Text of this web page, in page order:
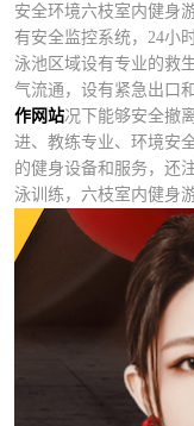
安全环境六枝室内健身
有安全监控系统，24小
泳池区域设有专业的救
气流通，设有紧急出口
作网站况下能够安全撤
进、教练专业、环境安
的健身设备和服务，还
泳训练，六枝室内健身